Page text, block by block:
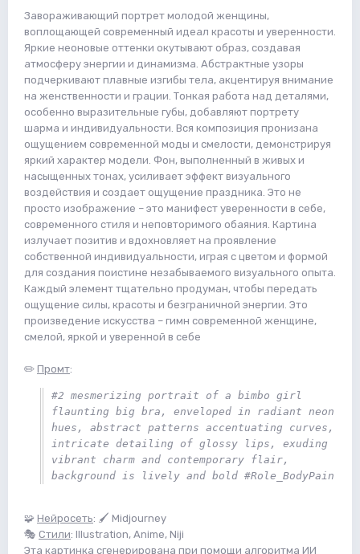
Завораживающий портрет молодой женщины,
воплощающей современный идеал красоты и уверенности.
Яркие неоновые оттенки окутывают образ, создавая
атмосферу энергии и динамизма. Абстрактные узоры
подчеркивают плавные изгибы тела, акцентируя внимание
на женственности и грации. Тонкая работа над деталями,
особенно выразительные губы, добавляют портрету
шарма и индивидуальности. Вся композиция пронизана
ощущением современной моды и смелости, демонстрируя
яркий характер модели. Фон, выполненный в живых и
насыщенных тонах, усиливает эффект визуального
воздействия и создает ощущение праздника. Это не
просто изображение – это манифест уверенности в себе,
современного стиля и неповторимого обаяния. Картина
излучает позитив и вдохновляет на проявление
собственной индивидуальности, играя с цветом и формой
для создания поистине незабываемого визуального опыта.
Каждый элемент тщательно продуман, чтобы передать
ощущение силы, красоты и безграничной энергии. Это
произведение искусства – гимн современной женщине,
смелой, яркой и уверенной в себе
✏️ Промт:
#2 mesmerizing portrait of a bimbo girl
flaunting big bra, enveloped in radiant neon
hues, abstract patterns accentuating curves,
intricate detailing of glossy lips, exuding
vibrant charm and contemporary flair,
background is lively and bold #Role_BodyPain
🧩 Нейросеть: 🖌 Midjourney
🎭 Стили: Illustration, Anime, Niji
Эта картинка сгенерирована при помощи алгоритма ИИ